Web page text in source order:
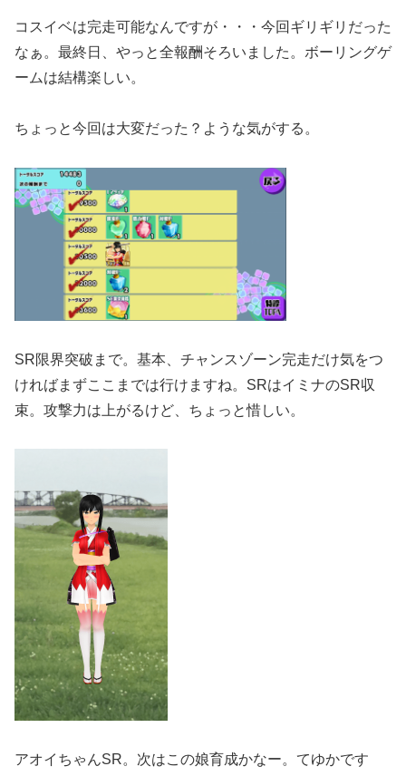
コスイベは完走可能なんですが・・・今回ギリギリだった
なぁ。最終日、やっと全報酬そろいました。ボーリングゲ
ームは結構楽しい。
ちょっと今回は大変だった？ような気がする。
SR限界突破まで。基本、チャンスゾーン完走だけ気をつ
ければまずここまでは行けますね。SRはイミナのSR収
束。攻撃力は上がるけど、ちょっと惜しい。
アオイちゃんSR。次はこの娘育成かなー。てゆかです